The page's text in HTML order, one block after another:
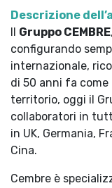
Descrizione
Il Gruppo CEMBRE
configurando
internazionale,
di 50 anni fa
territorio, oggi il
collaboratori in
in UK, Germania,
Cina.
Cembre è